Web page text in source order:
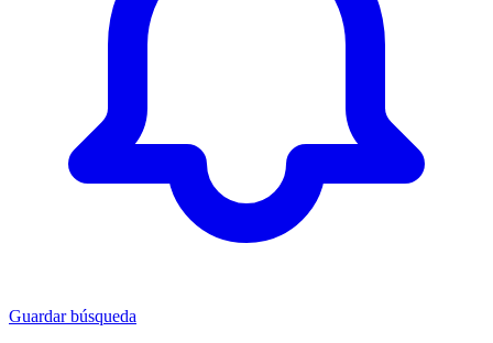
Guardar búsqueda